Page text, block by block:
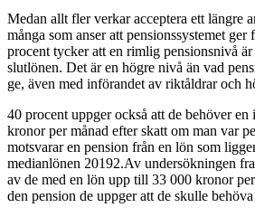
Medan allt fler verkar acceptera ett längre
många som anser att pensionssystemet ger
procent tycker att en rimlig pensionsnivå
slutlönen. Det är en högre nivå än vad
ge, även med införandet av riktåldrar och
40 procent uppger också att de behöver
kronor per månad efter skatt om man var
motsvarar en pension från en lön som
medianlönen 20192.Av undersökningen
av de med en lön upp till 33 000 kronor
den pension de uppger att de skulle